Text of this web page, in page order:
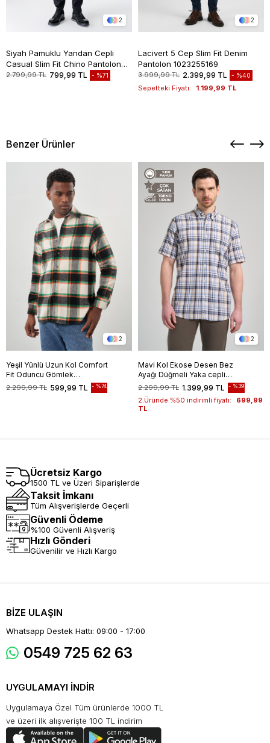
2
Siyah Pamuklu Yandan Cepli
Casual Slim Fit Chino Pantolon
1003235117
2.799,99 TL 799,99 TL %71
2
Lacivert 5 Cep Slim Fit Denim
Pantolon 1023255169
3.999,99 TL 2.399,99 TL %40
Sepetteki Fiyatı: 1.199,99 TL
Benzer Ürünler
2
Yeşil Yünlü Uzun Kol Comfort
Fit Oduncu Gömlek
1004245227 599,99 TL
2.299,99 TL %74
2
Mavi Kol Ekose Desen Bez
Ayağı Düğmeli Yaka cepli
%100 Pamuk Classic Comfort
Fit Gömlek 1004250164
1.399,99 TL
2.299,99 TL %39
2.Üründe %50 indirimli fiyatı:
699,99
TL
Ücretsiz Kargo
1500 TL ve Üzeri Siparişlerde
Taksit İmkanı
Tüm Alışverişlerde Geçerli
Güvenli Ödeme
%100 Güvenli Alışveriş
Hızlı Gönderi
Güvenilir ve Hızlı Kargo
BİZE ULAŞIN
Whatsapp Destek Hattı: 09:00 - 17:00
0549 725 62 63
UYGULAMAYI İNDİR
Uygulamaya Özel Tüm ürünlerde 1000 TL
ve üzeri ilk alışverişte 100 TL indirim